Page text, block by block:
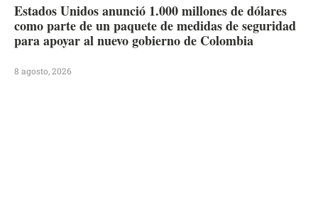
Estados Unidos anunció 1.000 millones de dólares
como parte de un paquete de medidas de seguridad
para apoyar al nuevo gobierno de Colombia
8 agosto, 2026